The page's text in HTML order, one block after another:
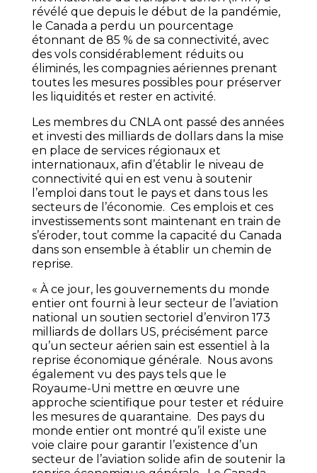
révélé que depuis le début de la pandémie,
le Canada a perdu un pourcentage
étonnant de 85 % de sa connectivité, avec
des vols considérablement réduits ou
éliminés, les compagnies aériennes prenant
toutes les mesures possibles pour préserver
les liquidités et rester en activité.
Les membres du CNLA ont passé des années
et investi des milliards de dollars dans la mise
en place de services régionaux et
internationaux, afin d’établir le niveau de
connectivité qui en est venu à soutenir
l’emploi dans tout le pays et dans tous les
secteurs de l’économie. Ces emplois et ces
investissements sont maintenant en train de
s’éroder, tout comme la capacité du Canada
dans son ensemble à établir un chemin de
reprise.
« À ce jour, les gouvernements du monde
entier ont fourni à leur secteur de l’aviation
national un soutien sectoriel d’environ 173
milliards de dollars US, précisément parce
qu’un secteur aérien sain est essentiel à la
reprise économique générale. Nous avons
également vu des pays tels que le
Royaume-Uni mettre en œuvre une
approche scientifique pour tester et réduire
les mesures de quarantaine. Des pays du
monde entier ont montré qu’il existe une
voie claire pour garantir l’existence d’un
secteur de l’aviation solide afin de soutenir la